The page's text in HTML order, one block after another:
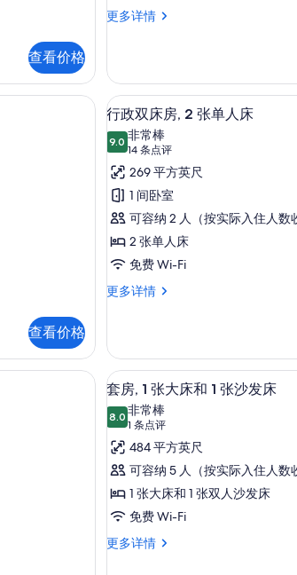
查看价格
大
所
有
照
片
更多详情
小
1
张
大
床
更
信
息
大床 | 迷你吧、客房内保险箱、办公桌、隔音
查看价格
显
示
行
政
双
床
房,
2
张
床
的
所
有
照
片
7
行政双床房, 2 张单人床
9.09.0 分，满分 10 分
非常棒
14 条点评
(14
条
点
评)
269 平方英尺
1 间卧室
可容纳 2 人（按实际入住人数
2 张单人床
免费 Wi-Fi
更多详情
行
房,
张
人
更
多
息
床和 1 张沙发床 | 迷你吧、客房内保险箱、办公桌、隔音
显
示
套
房,
1
张
大
床
2
套房, 1 张大床和 1 张沙发床
8.08.0 分，满分 10 分
非常棒
1 条点评
(1
条
点
评)
484 平方英尺
可容纳 5 人（按实际入住人数
1 张大床和 1 张双人沙发床
免费 Wi-Fi
更多详情
套